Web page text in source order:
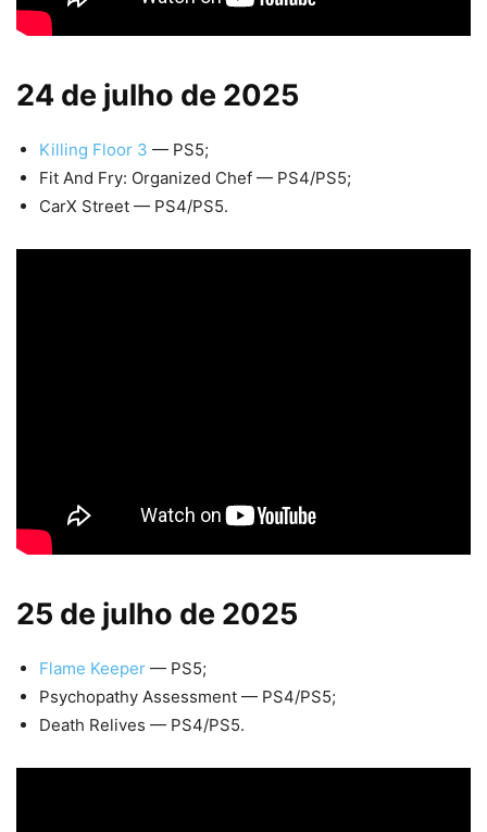
24 de julho de 2025
Killing Floor 3 — PS5;
Fit And Fry: Organized Chef — PS4/PS5;
CarX Street — PS4/PS5.
25 de julho de 2025
Flame Keeper — PS5;
Psychopathy Assessment — PS4/PS5;
Death Relives — PS4/PS5.